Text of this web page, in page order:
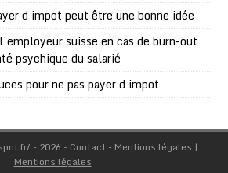
d impot peut être une bonne idée
suisse en cas de burn-out
psychique du salarié
pour ne pas payer d impot
- 2026 - Contact - Mentions légales |
Mentions légales